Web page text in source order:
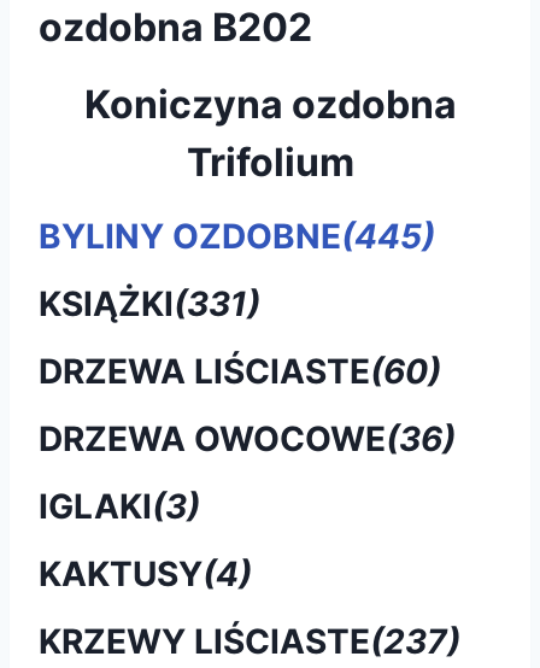
ozdobna B202
Koniczyna ozdobna
Trifolium
BYLINY OZDOBNE(445)
KSIĄŻKI(331)
DRZEWA LIŚCIASTE(60)
DRZEWA OWOCOWE(36)
IGLAKI(3)
KAKTUSY(4)
KRZEWY LIŚCIASTE(237)